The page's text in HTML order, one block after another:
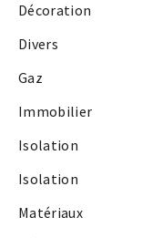
Décoration
Divers
Gaz
Immobilier
Isolation
Isolation
Matériaux